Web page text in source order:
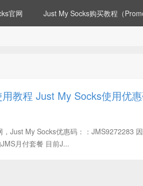
官网 Just My Socks购买教程（
教程 Just My Socks使用优惠
Just My Socks优惠码：：JMS9272283
月付套餐 目前J...